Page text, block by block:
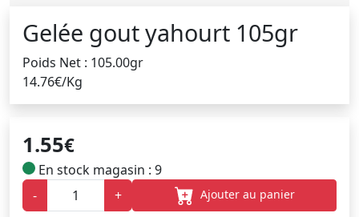
Gelée gout yahourt 105gr
Poids Net : 105.00gr
14.76€/Kg
1.55€
En stock magasin : 9
-
+ Ajouter au panier